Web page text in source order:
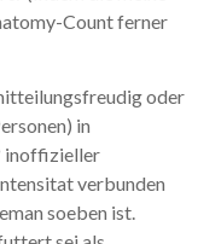
Count ferner
oder
in
inoffizieller
verbunden
soeben ist.